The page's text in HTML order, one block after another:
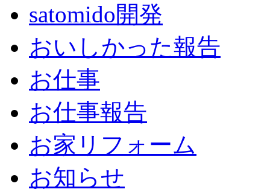
satomido開発
おいしかった報告
お仕事
お仕事報告
お家リフォーム
お知らせ